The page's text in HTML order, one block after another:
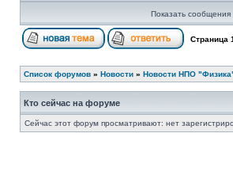
Показать сообщения
Страница 1
Список форумов » Новости » Новости НПО
Кто сейчас на форуме
Сейчас этот форум просматривают: нет